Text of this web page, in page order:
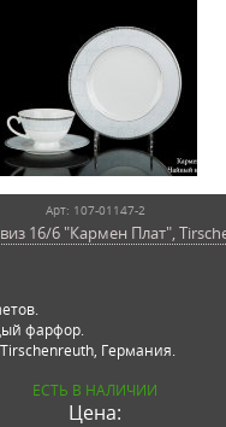
Арт: 107-01147-2
16/6 "Кармен Плат",
фарфор.
Германия.
ЕСТЬ В НАЛИЧИИ
Цена: